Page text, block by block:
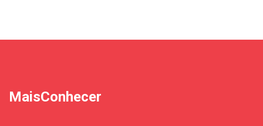
MaisConhecer